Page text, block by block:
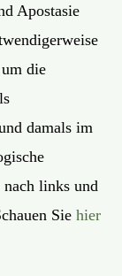
Apostasie
die
damals im
nach links und
Sie hier